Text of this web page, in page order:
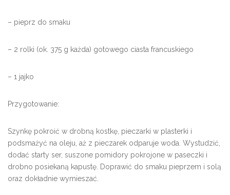
– pieprz do smaku
– 2 rolki (ok. 375 g każda) gotowego ciasta francuskiego
– 1 jajko
Przygotowanie:
Szynkę pokroić w drobną kostkę, pieczarki w plasterki i
podsmażyć na oleju, aż z pieczarek odparuje woda. Wystudzić,
dodać starty ser, suszone pomidory pokrojone w paseczki i
drobno posiekaną kapustę. Doprawić do smaku pieprzem i solą
oraz dokładnie wymieszać.